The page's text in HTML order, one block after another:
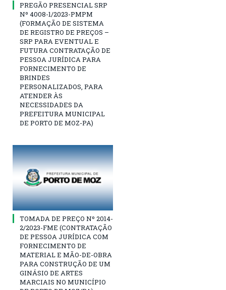
PREGÃO PRESENCIAL SRP
Nº 4008-1/2023-PMPM
(FORMAÇÃO DE SISTEMA
DE REGISTRO DE PREÇOS –
SRP PARA EVENTUAL E
FUTURA CONTRATAÇÃO DE
PESSOA JURÍDICA PARA
FORNECIMENTO DE
BRINDES
PERSONALIZADOS, PARA
ATENDER ÀS
NECESSIDADES DA
PREFEITURA MUNICIPAL
DE PORTO DE MOZ-PA)
TOMADA DE PREÇO Nº 2014-
2/2023-FME (CONTRATAÇÃO
DE PESSOA JURÍDICA COM
FORNECIMENTO DE
MATERIAL E MÃO-DE-OBRA
PARA CONSTRUÇÃO DE UM
GINÁSIO DE ARTES
MARCIAIS NO MUNICÍPIO